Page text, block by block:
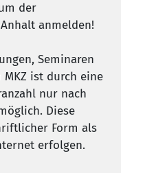
der
anmelden!
Seminaren
ist durch eine
nur nach
Diese
Form als
erfolgen.